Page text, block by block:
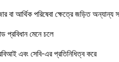
বা আর্থিক পরিষেবা ক্ষেত্রে জড়িত অন্যান্য
প্রবিধান মেনে চলে
এবং সেবি-এর প্রতিনিধিত্ব করে